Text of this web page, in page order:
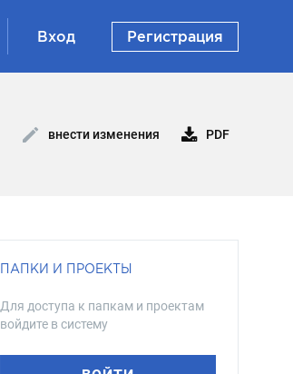
Вход Регистрация
внести изменения PDF
ПАПКИ И ПРОЕКТЫ
Для доступа к папкам и проектам
войдите в систему